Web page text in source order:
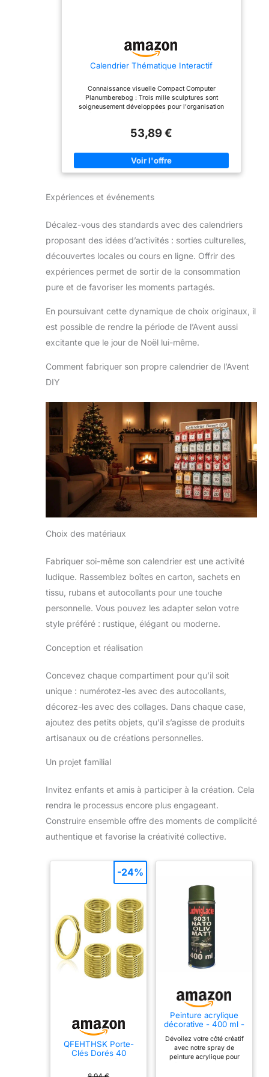
bois de haute qualité et
est fabriqué à la main. Il
est robuste, durable et
SUPERBE CADEAU : Le
calendrier de compte à
rebours en cubes de bois
parfaitement comme idée
cadeau pour les amis et la
bois de haute qualité et
est robuste, durable et
SUPERBE CADEAU : Le
calendrier de compte à
rebours en cubes de bois
parfaitement comme idée
cadeau pour les amis et la
Calendrier Thématique Interactif
Connaissance visuelle Compact Computer
Planumberebog : Trois mille sculptures sont
soigneusement développées pour l'organisation
soit pour les collectionneurs de matériel d'écriture ou
53,89 €
Expériences et événements
Décalez-vous des standards avec des calendriers
proposant des idées d’activités : sorties culturelles,
découvertes locales ou cours en ligne. Offrir des
expériences permet de sortir de la consommation
pure et de favoriser les moments partagés.
En poursuivant cette dynamique de choix originaux, il
est possible de rendre la période de l’Avent aussi
excitante que le jour de Noël lui-même.
Comment fabriquer son propre calendrier de l’Avent
DIY
Choix des matériaux
Fabriquer soi-même son calendrier est une activité
ludique. Rassemblez boîtes en carton, sachets en
tissu, rubans et autocollants pour une touche
personnelle. Vous pouvez les adapter selon votre
style préféré : rustique, élégant ou moderne.
Conception et réalisation
Concevez chaque compartiment pour qu’il soit
unique : numérotez-les avec des autocollants,
décorez-les avec des collages. Dans chaque case,
ajoutez des petits objets, qu’il s’agisse de produits
artisanaux ou de créations personnelles.
Un projet familial
Invitez enfants et amis à participer à la création. Cela
rendra le processus encore plus engageant.
Construire ensemble offre des moments de complicité
authentique et favorise la créativité collective.
QFEHTHSK Porte-
Clés Dorés 40
-24%
Peinture acrylique
décorative - 400 ml -
brillant - Séchage
rapide - Pour
peindre et décorer
Dévoilez votre côté créatif
avec notre spray de
peinture acrylique pour